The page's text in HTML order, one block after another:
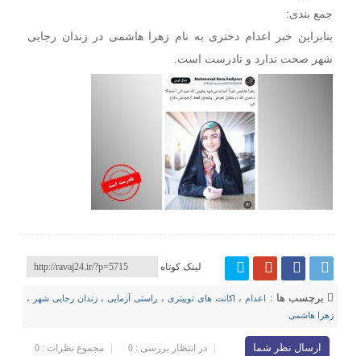
جمع بندی:
بنابراین خبر اعدام دختری به نام زهرا هاشمی در زندان رجایی
شهر صحت ندارد و نادرست است.
لینک کوتاه
برچسب ها : اعدام ، اکانت های توییتری ، راستی آزمایی، زندان رجایی شهر
،
زهرا هاشمی
ارسال نظر شما مجموع نظرات : 0 در انتظار بررسی : 0